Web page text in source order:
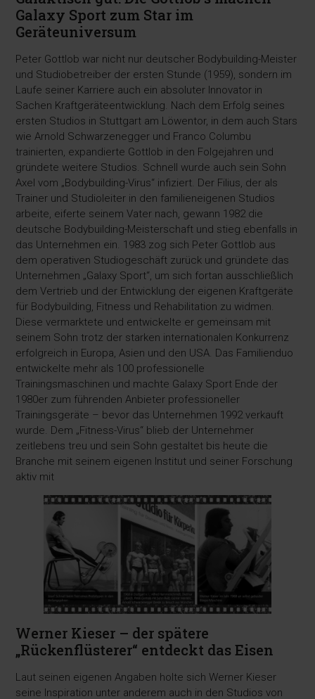
Galaxy Sport zum Star im
Geräteuniversum
Peter Gottlob war nicht nur deutscher Bodybuilding-Meister
und Studiobetreiber der ersten Stunde (1959), sondern im
Laufe seiner Karriere auch ein absoluter Innovator in
Sachen Kraftgeräteentwicklung. Nach dem Erfolg seines
ersten Studios in Stuttgart am Löwentor, in dem auch Stars
wie Arnold Schwarzenegger und Franco Columbu
trainierten, expandierte Gottlob in den Folgejahren und
gründete weitere Studios. Schnell wurde auch sein Sohn
Axel vom „Bodybuilding-Virus“ infiziert. Der Filius, der als
Trainer und Studioleiter in den familieneigenen Studios
arbeite, eiferte seinem Vater nach, gewann 1982 die
deutsche Bodybuilding-Meisterschaft und stieg ebenfalls in
das Unternehmen ein. 1983 zog sich Peter Gottlob aus
dem operativen Studiogeschäft zurück und gründete das
Unternehmen „Galaxy Sport“, um sich fortan ausschließlich
dem Vertrieb und der Entwicklung der eigenen Kraftgeräte
für Bodybuilding, Fitness und Rehabilitation zu widmen.
Diese vermarktete und entwickelte er gemeinsam mit
seinem Sohn trotz der starken internationalen Konkurrenz
erfolgreich in Europa, Asien und den USA. Das Familienduo
entwickelte mehr als 100 professionelle
Trainingsmaschinen und machte Galaxy Sport Ende der
1980er zum führenden Anbieter professioneller
Trainingsgeräte – bevor das Unternehmen 1992 verkauft
wurde. Dem „Fitness-Virus“ blieb der Unternehmer
zeitlebens treu und sein Sohn gestaltet bis heute die
Branche mit seinem eigenen Institut und seiner Forschung
aktiv mit
Werner Kieser – der spätere
„Rückenflüsterer“ entdeckt das Eisen
Laut seinen eigenen Angaben holte sich Werner Kieser
seine Inspiration unter anderem auch in den Studios von